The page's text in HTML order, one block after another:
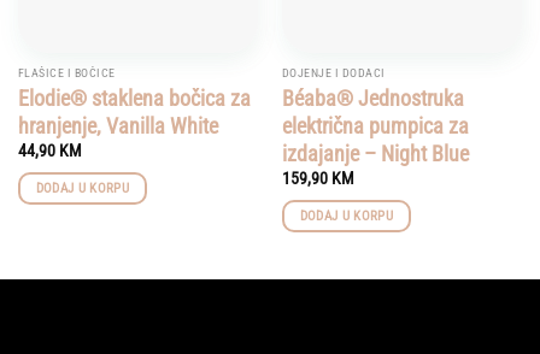
FLAŠICE I BOČICE
Elodie® staklena bočica za
hranjenje, Vanilla White
44,90 KM
DODAJ U KORPU
DOJENJE I DODACI
Béaba® Jednostruka
električna pumpica za
izdajanje – Night Blue
159,90 KM
DODAJ U KORPU